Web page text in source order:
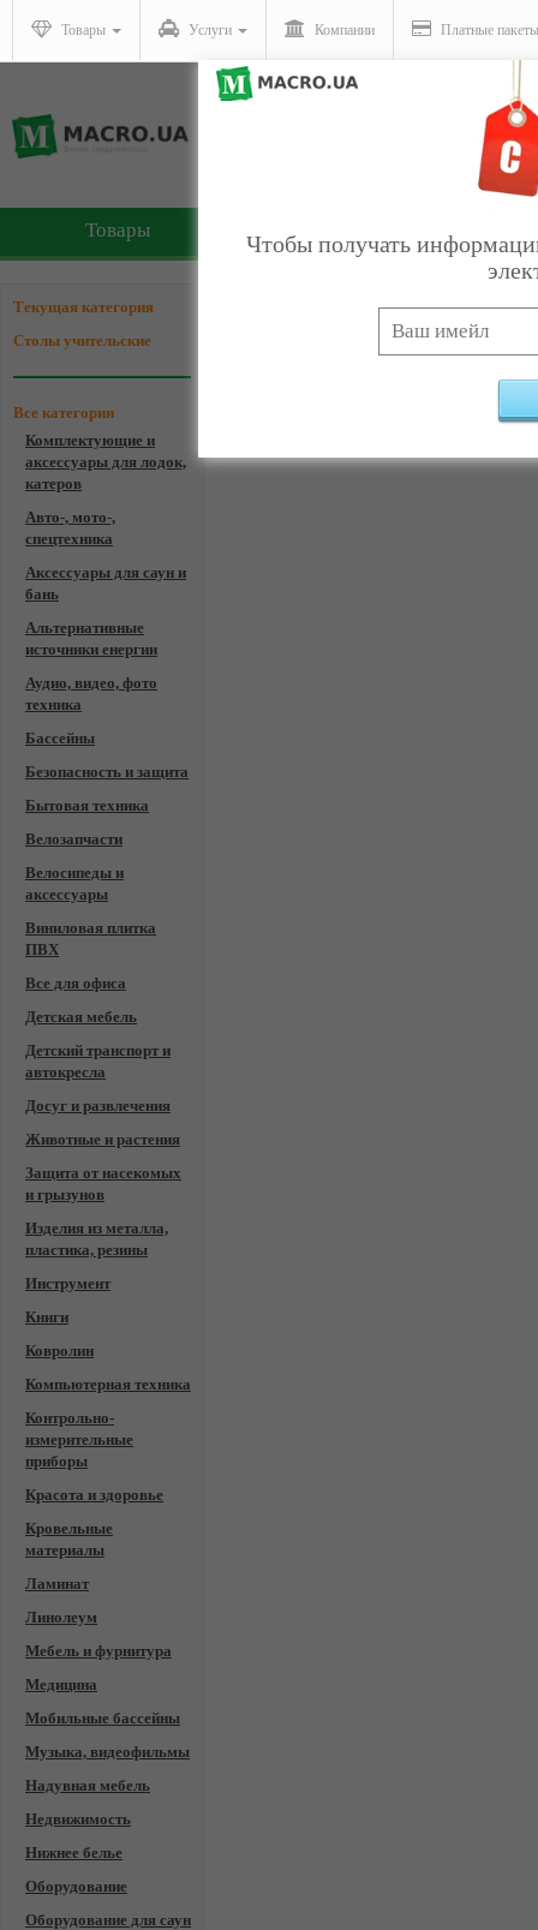
Товары Услуги Компании Платные пакеты
Товары
Текущая категория
Столы учительские
Все категории
Комплектующие и
аксессуары для лодок,
катеров
Авто-, мото-,
спецтехника
Аксессуары для саун и
бань
Альтернативные
источники енергии
Аудио, видео, фото
техника
Бассейны
Безопасность и защита
Бытовая техника
Велозапчасти
Велосипеды и
аксессуары
Виниловая плитка
ПВХ
Все для офиса
Детская мебель
Детский транспорт и
автокресла
Досуг и развлечения
Животные и растения
Защита от насекомых
и грызунов
Изделия из металла,
пластика, резины
Инструмент
Книги
Ковролин
Компьютерная техника
Контрольно-
измерительные
приборы
Красота и здоровье
Кровельные
материалы
Ламинат
Линолеум
Мебель и фурнитура
Медицина
Мобильные бассейны
Музыка, видеофильмы
Надувная мебель
Недвижимость
Нижнее белье
Оборудование
Оборудование для саун
Компании - Столы
Чтобы получать